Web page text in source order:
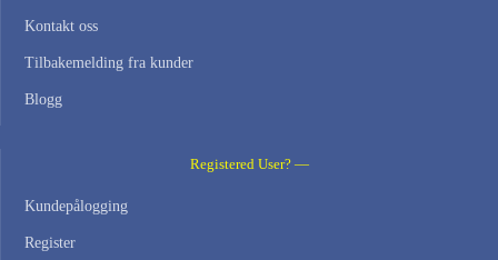
Kontakt oss
Tilbakemelding fra kunder
Blogg
Registered User? —
Kundepålogging
Register